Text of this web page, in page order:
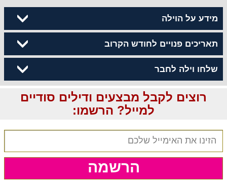
מידע על הוילה
תאריכים פנויים לחודש הקרוב
שלחו וילה לחבר
רוצים לקבל מבצעים ודילים סודיים
למייל? הרשמו:
הרשמה